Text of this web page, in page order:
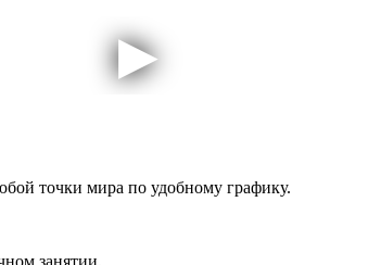
точки мира по удобному графику.
занятии.